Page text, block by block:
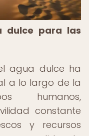
dulce para las
agua dulce ha
a lo largo de la
humanos,
constante
y recursos